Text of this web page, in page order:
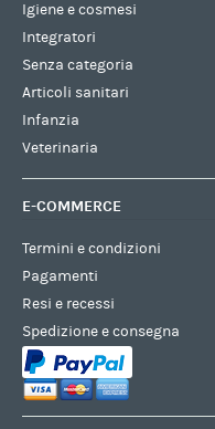
Igiene e cosmesi
Integratori
Senza categoria
Articoli sanitari
Infanzia
Veterinaria
E-COMMERCE
Termini e condizioni
Pagamenti
Resi e recessi
Spedizione e consegna